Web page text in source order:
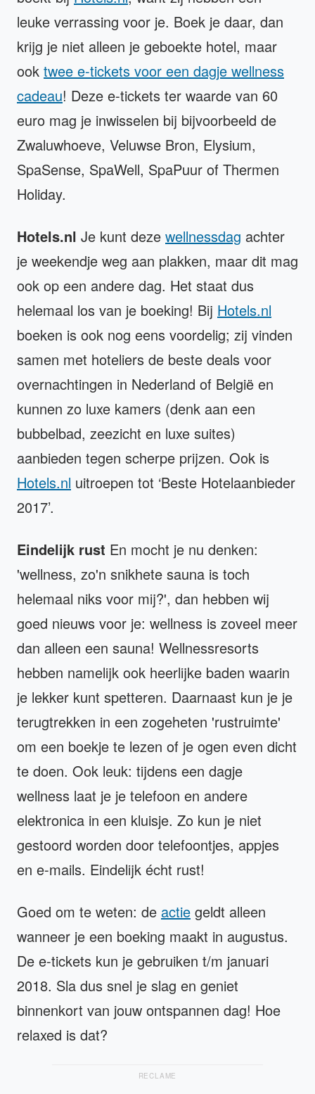
leuke verrassing voor je. Boek je daar, dan
krijg je niet alleen je geboekte hotel, maar
ook twee e-tickets voor een dagje wellness
cadeau! Deze e-tickets ter waarde van 60
euro mag je inwisselen bij bijvoorbeeld de
Zwaluwhoeve, Veluwse Bron, Elysium,
SpaSense, SpaWell, SpaPuur of Thermen
Holiday.
Hotels.nl Je kunt deze wellnessdag achter
je weekendje weg aan plakken, maar dit mag
ook op een andere dag. Het staat dus
helemaal los van je boeking! Bij Hotels.nl
boeken is ook nog eens voordelig; zij vinden
samen met hoteliers de beste deals voor
overnachtingen in Nederland of België en
kunnen zo luxe kamers (denk aan een
bubbelbad, zeezicht en luxe suites)
aanbieden tegen scherpe prijzen. Ook is
Hotels.nl uitroepen tot ‘Beste Hotelaanbieder
2017’.
Eindelijk rust En mocht je nu denken:
'wellness, zo'n snikhete sauna is toch
helemaal niks voor mij?', dan hebben wij
goed nieuws voor je: wellness is zoveel meer
dan alleen een sauna! Wellnessresorts
hebben namelijk ook heerlijke baden waarin
je lekker kunt spetteren. Daarnaast kun je je
terugtrekken in een zogeheten 'rustruimte'
om een boekje te lezen of je ogen even dicht
te doen. Ook leuk: tijdens een dagje
wellness laat je je telefoon en andere
elektronica in een kluisje. Zo kun je niet
gestoord worden door telefoontjes, appjes
en e-mails. Eindelijk écht rust!
Goed om te weten: de actie geldt alleen
wanneer je een boeking maakt in augustus.
De e-tickets kun je gebruiken t/m januari
2018. Sla dus snel je slag en geniet
binnenkort van jouw ontspannen dag! Hoe
relaxed is dat?
RECLAME